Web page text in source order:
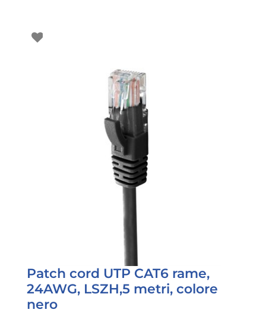
Patch cord UTP CAT6 rame,
24AWG, LSZH,5 metri, colore
nero